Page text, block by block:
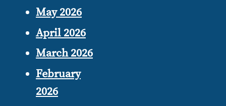
May 2026
April 2026
March 2026
February
2026